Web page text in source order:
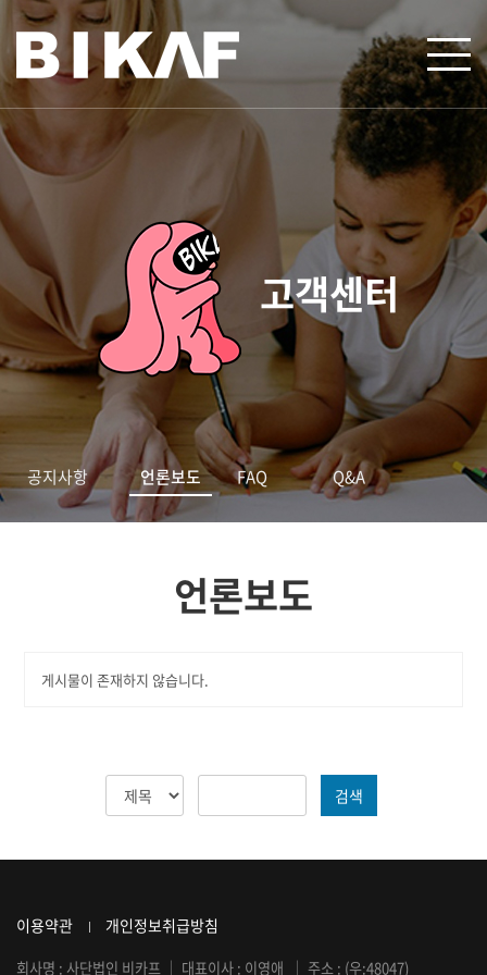
고객센터
공지사항 언론보도 FAQ Q&A
언론보도
게시물이 존재하지 않습니다.
검색
이용약관 개인정보취급방침
회사명 : 사단법인 비카프 ｜ 대표이사 : 이영애 ｜ 주소 : (우:48047)